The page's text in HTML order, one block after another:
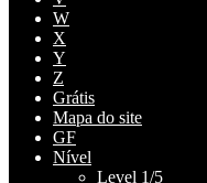
W
X
Y
Z
Grátis
Mapa do site
GF
Nível
Level 1/5